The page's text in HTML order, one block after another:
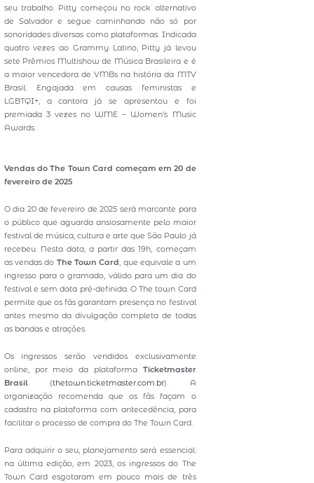
seu trabalho. Pitty começou no rock alternativo
de Salvador e segue caminhando não só por
sonoridades diversas como plataformas. Indicada
quatro vezes ao Grammy Latino, Pitty já levou
sete Prêmios Multishow de Música Brasileira e é
a maior vencedora de VMBs na história da MTV
Brasil. Engajada em causas feministas e
LGBTQI+, a cantora já se apresentou e foi
premiada 3 vezes no WME – Women’s Music
Awards.
Vendas do The Town Card começam em 20 de
fevereiro de 2025
O dia 20 de fevereiro de 2025 será marcante para
o público que aguarda ansiosamente pelo maior
festival de música, cultura e arte que São Paulo já
recebeu. Nesta data, a partir das 19h, começam
as vendas do The Town Card, que equivale a um
ingresso para o gramado, válido para um dia do
festival e sem data pré-definida. O The town Card
permite que os fãs garantam presença no festival
antes mesmo da divulgação completa de todas
as bandas e atrações.
Os ingressos serão vendidos exclusivamente
online, por meio da plataforma Ticketmaster
Brasil(thetown.ticketmaster.com.br). A
organização recomenda que os fãs façam o
cadastro na plataforma com antecedência, para
facilitar o processo de compra do The Town Card.
Para adquirir o seu, planejamento será essencial:
na última edição, em 2023, os ingressos do The
Town Card esgotaram em pouco mais de três